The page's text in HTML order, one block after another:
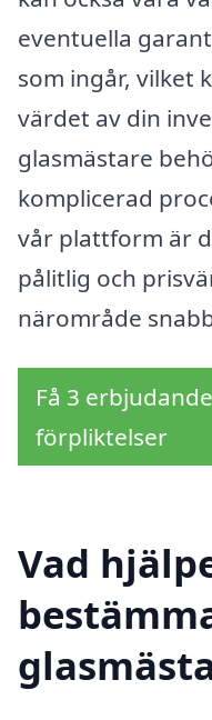
eventuella
som ingår, vilket
värdet av din
glasmästare
komplicerad
vår plattform är
pålitlig och
närområde
Få 3
förpliktelser
Vad